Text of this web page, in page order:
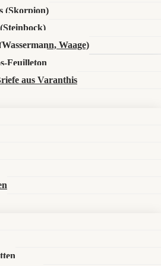
(Skorpion)
Waage)
Feuilleton
aus Varanthis
Epic-Black-Metal-Album mit
der Gesamtbogen trägt hier erstaunlich
Falkenbach und den frühen Menhir, die
und epische Fantasy-Atmosphäre
bei „Mordor“ nicht an Merchfiguren
Schatten und einen sehr langen